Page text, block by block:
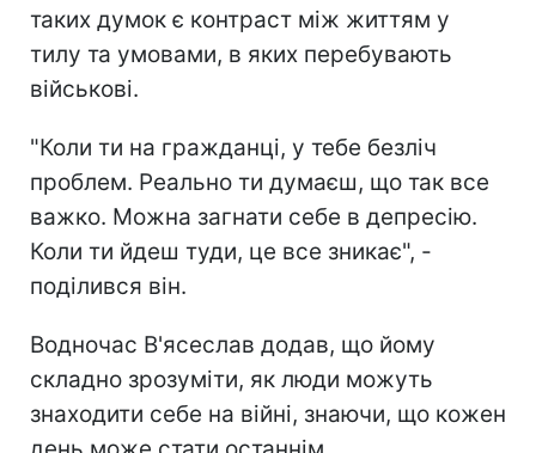
таких думок є контраст між життям у
тилу та умовами, в яких перебувають
військові.
"Коли ти на гражданці, у тебе безліч
проблем. Реально ти думаєш, що так все
важко. Можна загнати себе в депресію.
Коли ти йдеш туди, це все зникає", -
поділився він.
Водночас В'ясеслав додав, що йому
складно зрозуміти, як люди можуть
знаходити себе на війні, знаючи, що кожен